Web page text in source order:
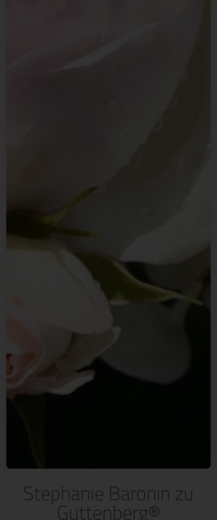
Stephanie Baronin zu
Guttenberg®